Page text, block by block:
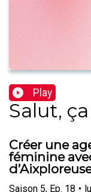
Play
Salut,
Créer une
féminine
Saison 5, Ep. 18 •